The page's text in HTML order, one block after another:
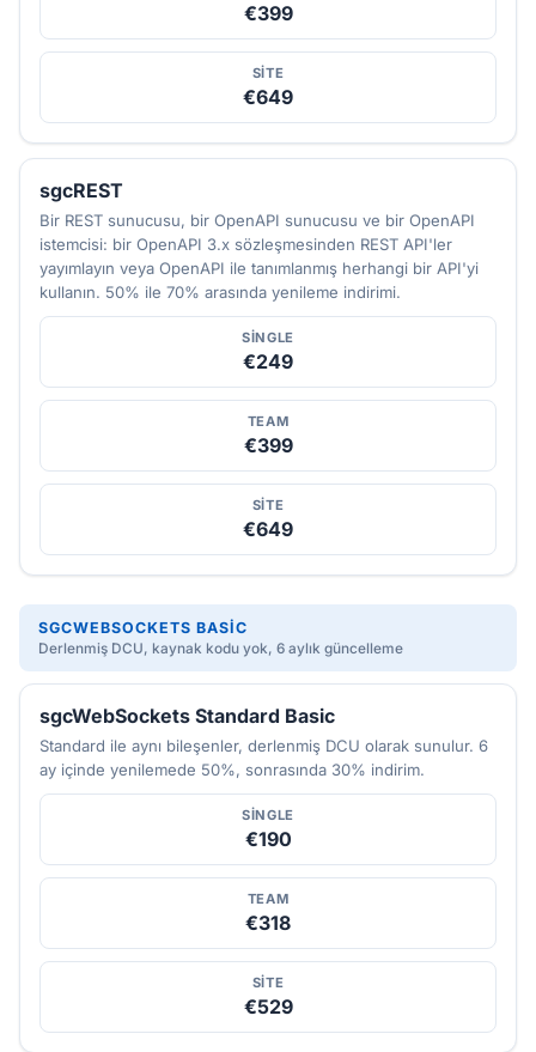
€399
SITE
€649
sgcREST
Bir REST sunucusu, bir OpenAPI sunucusu ve bir OpenAPI
istemcisi: bir OpenAPI 3.x sözleşmesinden REST API'ler
yayımlayın veya OpenAPI ile tanımlanmış herhangi bir API'yi
kullanın. 50% ile 70% arasında yenileme indirimi.
SINGLE
€249
TEAM
€399
SITE
€649
SGCWEBSOCKETS BASIC
Derlenmiş DCU, kaynak kodu yok, 6 aylık güncelleme
sgcWebSockets Standard Basic
Standard ile aynı bileşenler, derlenmiş DCU olarak sunulur. 6
ay içinde yenilemede 50%, sonrasında 30% indirim.
SINGLE
€190
TEAM
€318
SITE
€529